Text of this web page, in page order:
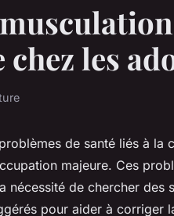
les
de santé liés à la
majeure. Ces
nécessité de chercher des
pour aider à corriger